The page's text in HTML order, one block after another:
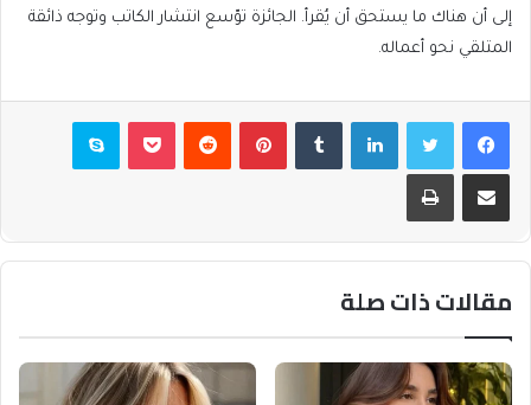
إلى أن هناك ما يستحق أن يُقرأ. الجائزة توّسع انتشار الكاتب وتوجه ذائقة
المتلقي نحو أعماله.
فيسبوكتويتر لينكدإن بينتيريست بوكيت سكايب
مشاركة عبر البريد طباعة
مقالات ذات صلة